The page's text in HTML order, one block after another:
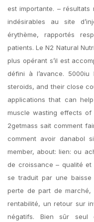
est importante. –
indésirables au site
érythème, rapportés
patients. Le N2 Natural
plus opérant s’il est
défini à l’avance.
steroids, and their close
applications that can
muscle wasting effects of
2getmass sait comment
comment avoir danabol
member, about: lien: ou
de croissance – qualité et
se traduit par une
perte de part de marché,
rentabilité, un retour sur
négatifs. Bien sûr seul